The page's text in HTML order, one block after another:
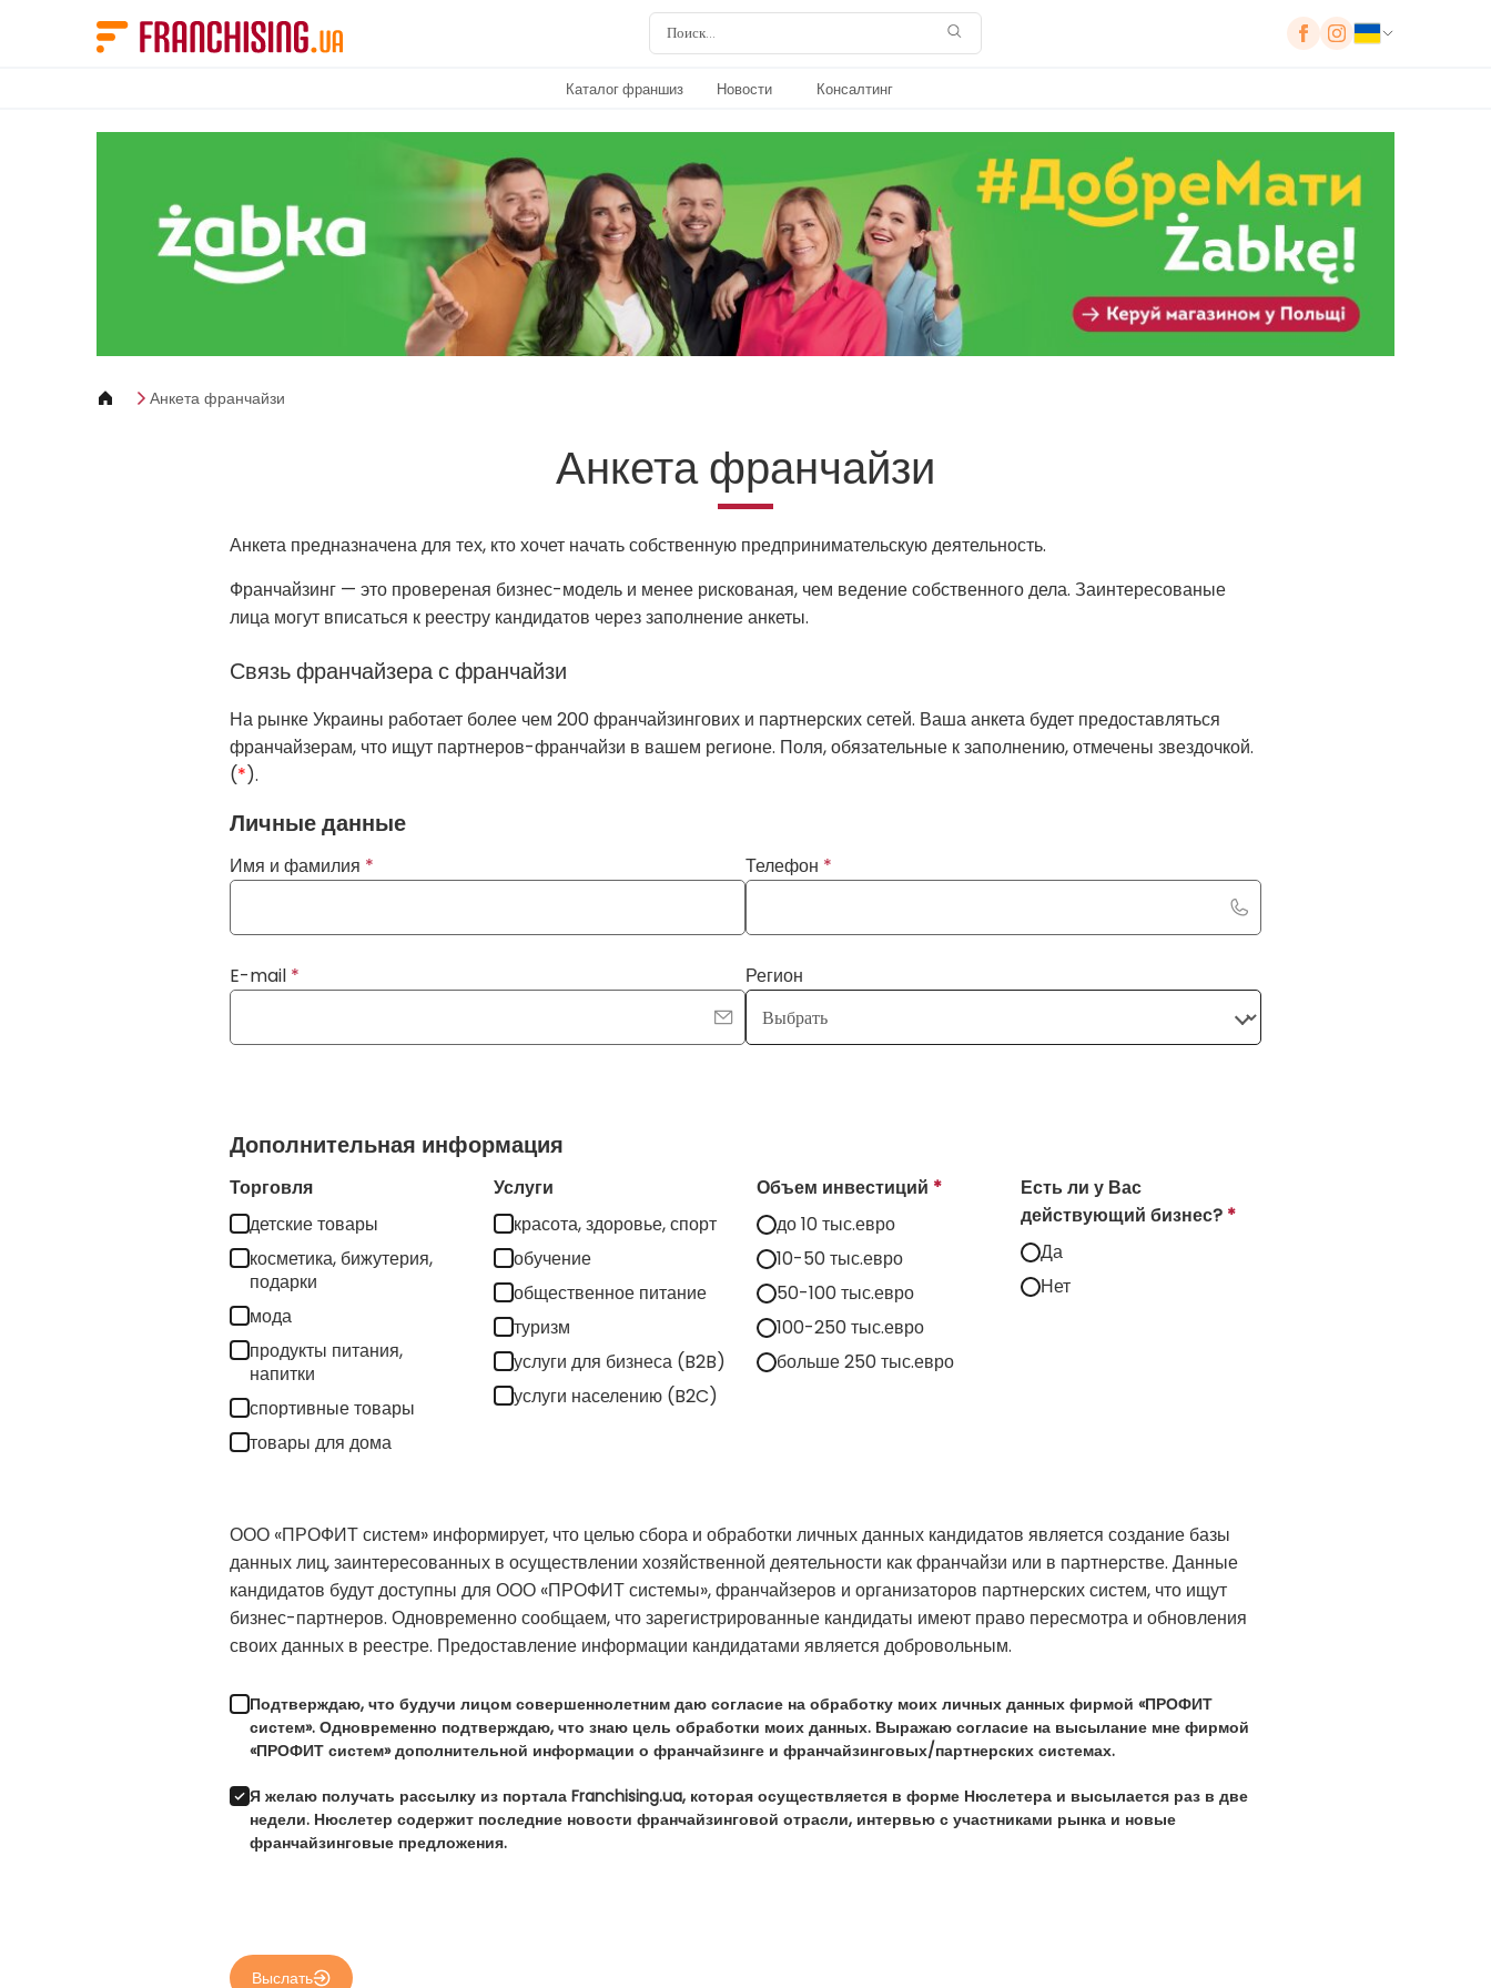
Каталог франшиз Новости Консалтинг
Анкета франчайзи
Анкета франчайзи
Анкета предназначена для тех, кто хочет начать собственную предпринимательскую деятельность.
Франчайзинг — это провереная бизнес-модель и менее рискованая, чем ведение собственного дела. Заинтересованые
лица могут вписаться к реестру кандидатов через заполнение анкеты.
Связь франчайзера с франчайзи
На рынке Украины работает более чем 200 франчайзингових и партнерских сетей. Ваша анкета будет предоставляться
франчайзерам, что ищут партнеров-франчайзи в вашем регионе. Поля, обязательные к заполнению, отмечены звездочкой.
(*).
Личные данные
Имя и фамилия * Телефон *
E-mail * Регион
Дополнительная информация
Торговля
детские товары
косметика, бижутерия,
подарки
мода
продукты питания,
напитки
спортивные товары
товары для дома
Услуги
красота, здоровье, спорт
обучение
общественное питание
туризм
услуги для бизнеса (B2B)
услуги населению (B2C)
Объем инвестиций *
до 10 тыс.евро
10-50 тыс.евро
50-100 тыс.евро
100-250 тыс.евро
больше 250 тыс.евро
Есть ли у Вас
действующий бизнес? *
Да
Нет
ООО «ПРОФИТ систем» информирует, что целью сбора и обработки личных данных кандидатов является создание базы
данных лиц, заинтересованных в осуществлении хозяйственной деятельности как франчайзи или в партнерстве. Данные
кандидатов будут доступны для ООО «ПРОФИТ системы», франчайзеров и организаторов партнерских систем, что ищут
бизнес-партнеров. Одновременно сообщаем, что зарегистрированные кандидаты имеют право пересмотра и обновления
своих данных в реестре. Предоставление информации кандидатами является добровольным.
Подтверждаю, что будучи лицом совершеннолетним даю согласие на обработку моих личных данных фирмой «ПРОФИТ
систем». Одновременно подтверждаю, что знаю цель обработки моих данных. Выражаю согласие на высылание мне фирмой
«ПРОФИТ систем» дополнительной информации о франчайзинге и франчайзинговых/партнерских системах.
Я желаю получать рассылку из портала Franchising.ua, которая осуществляется в форме Нюслетера и высылается раз в две
недели. Нюслетер содержит последние новости франчайзинговой отрасли, интервью с участниками рынка и новые
франчайзинговые предложения.
If
see
leave
form
blank
Выслать